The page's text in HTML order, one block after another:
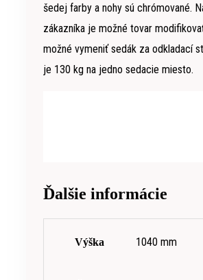
šedej farby a nohy sú chrómované.
zákazníka je možné tovar
možné vymeniť sedák za odkladací
je 130 kg na jedno sedacie miesto.
Ďalšie informácie
Výška 1040 mm